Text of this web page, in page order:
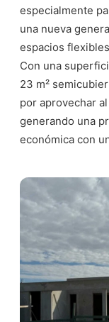
especialmente
una nueva
espacios
Con una
23 m²
por aprovechar
generando una
económica con